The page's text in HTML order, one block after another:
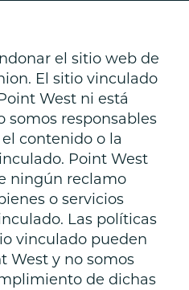
el sitio web de
El sitio vinculado
West ni está
somos responsables
contenido o la
Point West
ningún reclamo
o servicios
Las políticas
vinculado pueden
West y no somos
de dichas